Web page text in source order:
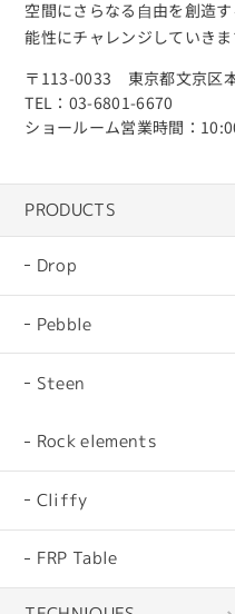
空間にさらなる⾃由を創造
能性にチャレンジしていきま
〒113-0033 東京都文京区
TEL：03-6801-6670
ショールーム営業時間：
PRODUCTS
Drop
Pebble
Steen
Rock elements
Cliffy
FRP Table